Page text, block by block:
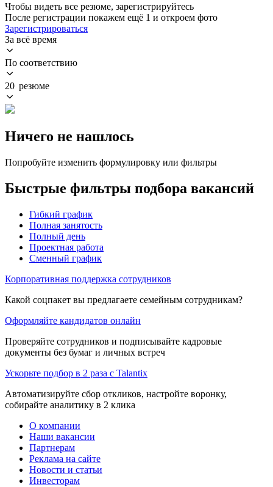
Чтобы видеть все резюме, зарегистрируйтесь
После регистрации покажем ещё 1 и откроем фото
Зарегистрироваться
За всё время
По соответствию
20 резюме
Ничего не нашлось
Попробуйте изменить формулировку или фильтры
Быстрые фильтры подбора вакансий
Гибкий график
Полная занятость
Полный день
Проектная работа
Сменный график
Корпоративная поддержка сотрудников
Какой соцпакет вы предлагаете семейным сотрудникам?
Оформляйте кандидатов онлайн
Проверяйте сотрудников и подписывайте кадровые
документы без бумаг и личных встреч
Ускорьте подбор в 2 раза с Talantix
Автоматизируйте сбор откликов, настройте воронку,
собирайте аналитику в 2 клика
О компании
Наши вакансии
Партнерам
Реклама на сайте
Новости и статьи
Инвесторам